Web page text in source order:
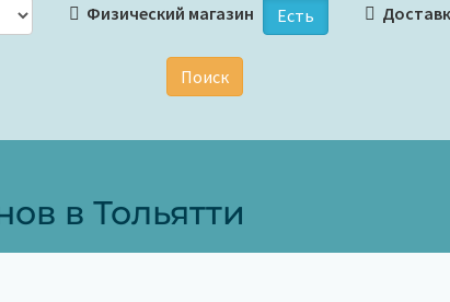
Физический магазин Есть
Поиск
в Тольятти